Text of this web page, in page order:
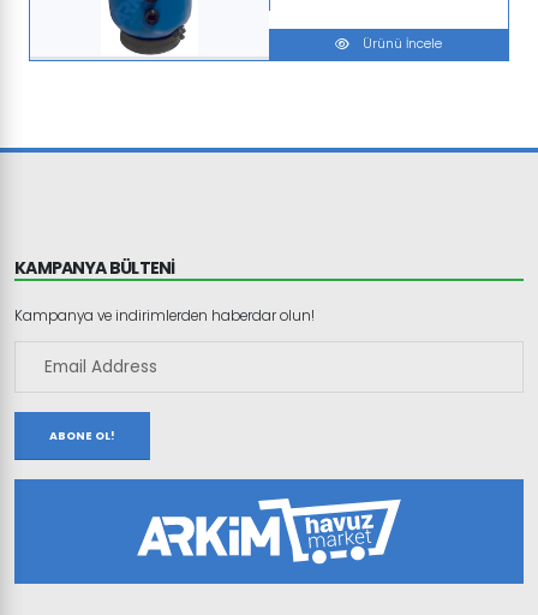
Ürünü İncele
KAMPANYA BÜLTENİ
Kampanya ve indirimlerden haberdar olun!
ABONE OL!